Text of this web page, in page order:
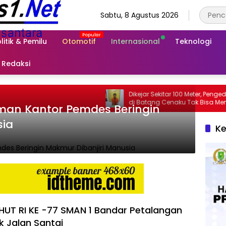
Sabtu, 8 Agustus 2026
& Pemilu Otomotif Internasional Teknologi
Redaksi
Dikejar Sekitar 100 Meter, Pengedar Sabu
di Batang Cenaku Tak Bisa Mengelak
Pemdes Beringin
RI KE -77 SMAN 1 Bandar Petalangan
Jalan Santai